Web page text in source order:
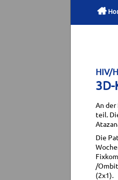
HIV/
An der
teil.
Die
/
(2x1).
